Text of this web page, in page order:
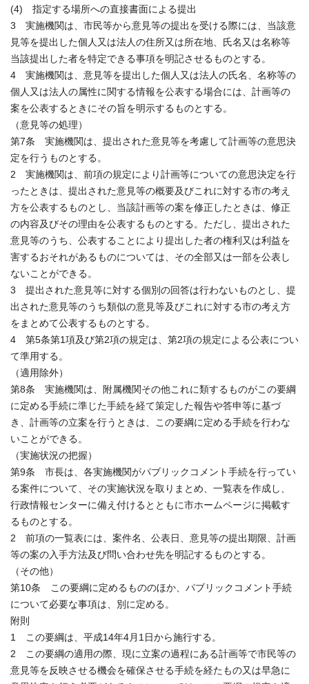
(4) 指定する場所への直接書面による提出
3 実施機関は、市民等から意見等の提出を受ける際には、当該意
見等を提出した個人又は法人の住所又は所在地、氏名又は名称等
当該提出した者を特定できる事項を明記させるものとする。
4 実施機関は、意見等を提出した個人又は法人の氏名、名称等の
個人又は法人の属性に関する情報を公表する場合には、計画等の
案を公表するときにその旨を明示するものとする。
（意見等の処理）
第7条 実施機関は、提出された意見等を考慮して計画等の意思決
定を行うものとする。
2 実施機関は、前項の規定により計画等についての意思決定を行
ったときは、提出された意見等の概要及びこれに対する市の考え
方を公表するものとし、当該計画等の案を修正したときは、修正
の内容及びその理由を公表するものとする。ただし、提出された
意見等のうち、公表することにより提出した者の権利又は利益を
害するおそれがあるものについては、その全部又は一部を公表し
ないことができる。
3 提出された意見等に対する個別の回答は行わないものとし、提
出された意見等のうち類似の意見等及びこれに対する市の考え方
をまとめて公表するものとする。
4 第5条第1項及び第2項の規定は、第2項の規定による公表につい
て準用する。
（適用除外）
第8条 実施機関は、附属機関その他これに類するものがこの要綱
に定める手続に準じた手続を経て策定した報告や答申等に基づ
き、計画等の立案を行うときは、この要綱に定める手続を行わな
いことができる。
（実施状況の把握）
第9条 市長は、各実施機関がパブリックコメント手続を行ってい
る案件について、その実施状況を取りまとめ、一覧表を作成し、
行政情報センターに備え付けるとともに市ホームページに掲載す
るものとする。
2 前項の一覧表には、案件名、公表日、意見等の提出期限、計画
等の案の入手方法及び問い合わせ先を明記するものとする。
（その他）
第10条 この要綱に定めるもののほか、パブリックコメント手続
について必要な事項は、別に定める。
附則
1 この要綱は、平成14年4月1日から施行する。
2 この要綱の適用の際、現に立案の過程にある計画等で市民等の
意見等を反映させる機会を確保させる手続を経たもの又は早急に